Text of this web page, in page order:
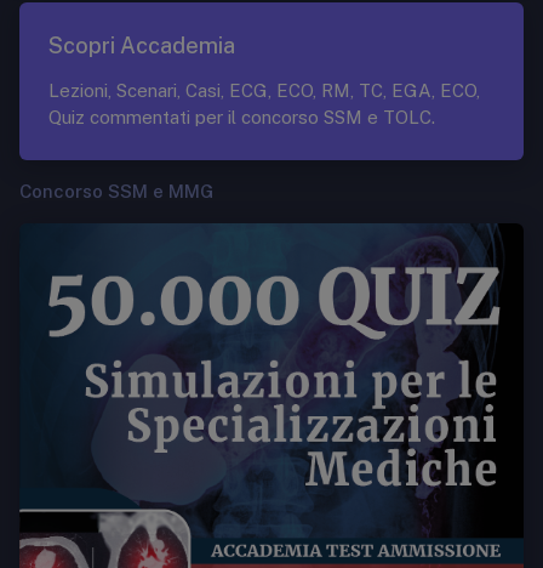
Scopri Accademia
Lezioni, Scenari, Casi, ECG, ECO, RM, TC, EGA, ECO,
Quiz commentati per il concorso SSM e TOLC.
Concorso SSM e MMG